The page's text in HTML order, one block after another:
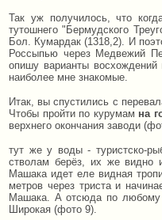
Так уж получилось, что
тутошнего "Бермудского
Бол. Кумардак (1318,2). И
Россыпью через Медвежий
опишу варианты
наиболее мне знакомые.
Итак, вы спустились с
Чтобы пройти по курумам на
верхнего окончания заводи
тут же у воды - туристско-
стволам берёз, их же видно
Машака идет еле видная
метров через триста и
Машака. А отсюда по любому
Широкая (фото 9).